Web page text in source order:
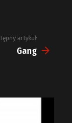
artykuł
Gang